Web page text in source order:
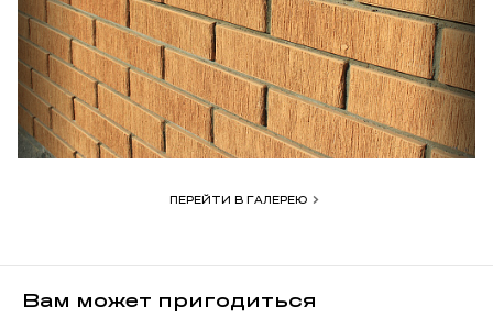
Московскую область.
ПЕРЕЙТИ В ГАЛЕРЕЮ
Вам может пригодиться